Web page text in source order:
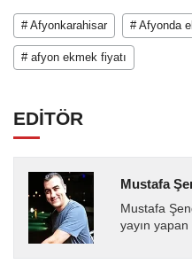
# Afyonkarahisar # Afyonda
# afyon ekmek fiyatı
EDİTÖR
Mustafa
Mustafa
yayın
almakta,